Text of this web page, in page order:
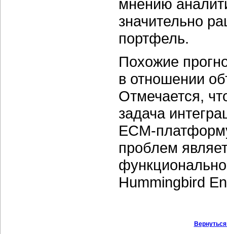
мнению
значительно
портфель.
Похожие
в отношении
Отмечается,
задача
ECM-
проблем
Hummingbird